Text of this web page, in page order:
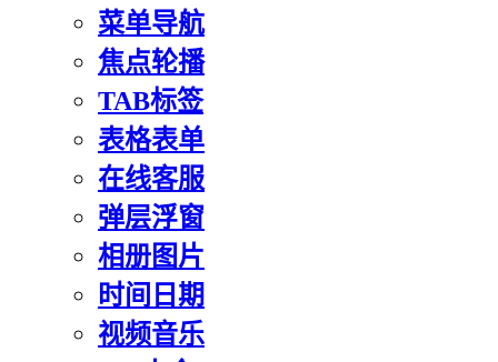
菜单导航
焦点轮播
TAB标签
表格表单
在线客服
弹层浮窗
相册图片
时间日期
视频音乐